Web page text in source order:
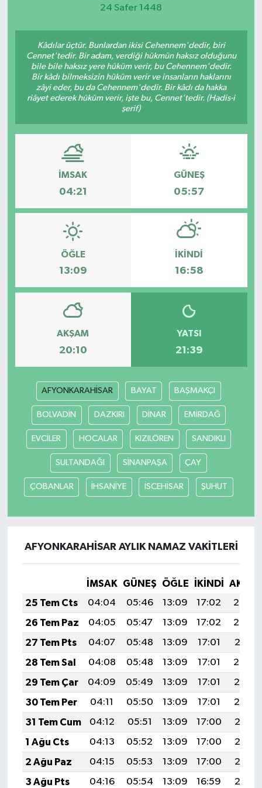
24 Safer 1448
Kâdılar üçtür. Bunlardan ikisi Cehennem'dedir, biri
Cennet'tedir. Bir adam, verdiği hükmün haksız olduğunu
bile bile haksız yere hüküm verir, bu Cehennem'dedir.
Bir kâdı bilmeksizin hüküm verir ve insanların haklarını
zâyi eder, bu da Cehennem'dedir. Bir kâdı da hakka
riâyet ederek hüküm verir, işte bu, Cennet'tedir. (Hadis-i
şerif)
İMSAK
04:21
GÜNEŞ
05:57
ÖĞLE
13:09
İKINDI
16:58
AKŞAM
20:10
YATSI
21:39
AFYONKARAHİSAR BAYAT BAŞMAKÇI
BOLVADİN DAZKIRI DİNAR EMİRDAĞ
EVCİLER HOCALAR KIZILÖREN SANDIKLI
SULTANDAĞI SİNANPAŞA ÇAY
ÇOBANLAR İHSANİYE İSCEHİSAR ŞUHUT
AFYONKARAHİSAR AYLIK NAMAZ VAKITLERI
İMSAK GÜNEŞ ÖĞLE İKINDI
25 Tem Cts
04:04 05:46 13:09 17:02
20:23
26 Tem Paz
04:05 05:47 13:09 17:02
20:22
27 Tem Pts
04:07 05:48 13:09 17:01
20:21
28 Tem Sal
04:08 05:48 13:09 17:01
20:20
29 Tem Çar
04:09 05:49 13:09 17:01
20:19
30 Tem Per
04:11 05:50 13:09 17:01
20:19
31 Tem Cum
04:12 05:51 13:09 17:00
20:18
1 Ağu Cts
04:13 05:52 13:09 17:00
20:17
2 Ağu Paz
04:15 05:53 13:09 17:00
20:16
3 Ağu Pts
04:16 05:54 13:09 16:59
20:15
Etkinlikler